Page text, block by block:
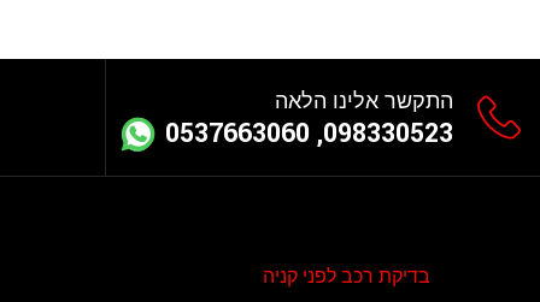
התקשר אלינו הלאה
098330523, 0537663060
בדיקת רכב לפני קניה